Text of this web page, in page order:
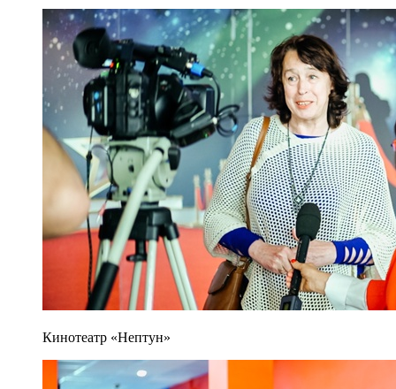
Кинотеатр «Нептун»